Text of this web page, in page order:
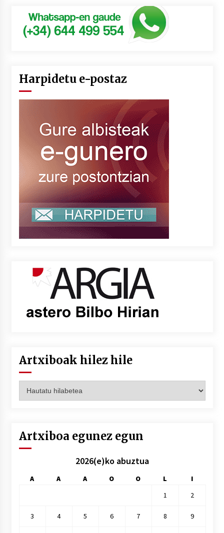
Harpidetu e-postaz
Artxiboak hilez hile
hilez
Artxiboa egunez egun
2026(e)ko abuztua
A A A O O L
I
1
2
3 4 5 6 7 8 9